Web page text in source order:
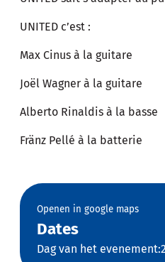
UNITED c’est :
Max Cinus à la guitare
Joël Wagner à la guitare
Alberto Rinaldis à la basse
Fränz Pellé à la batterie
Openen in google maps
Dates
Dag van het